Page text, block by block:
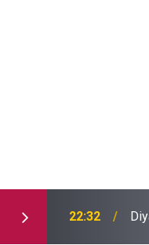
22:32